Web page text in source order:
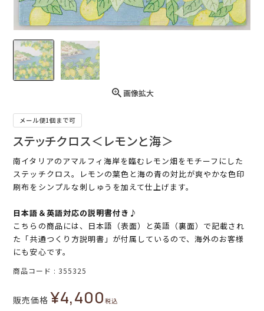
画像拡大
メール便1個まで可
ステッチクロス＜レモンと海＞
南イタリアのアマルフィ海岸を臨むレモン畑をモチーフにした
ステッチクロス。レモンの葉色と海の青の対比が爽やかな色印
刷布をシンプルな刺しゅうを加えて仕上げます。
日本語＆英語対応の説明書付き♪
こちらの商品には、日本語（表面）と英語（裏面）で記載され
た「共通つくり方説明書」が付属しているので、海外のお客様
にも安心です。
商品コード 355325
販売価格 ¥4,400税込